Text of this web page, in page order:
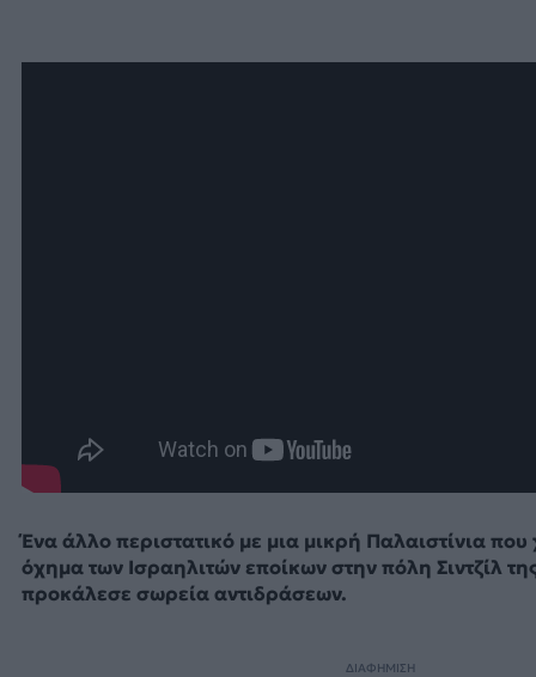
Ένα άλλο περιστατικό με μια μικρή Παλαιστίνια
όχημα των Ισραηλιτών εποίκων στην πόλη Σιντζίλ
προκάλεσε σωρεία αντιδράσεων.
ΔΙΑΦΗΜΙΣΗ